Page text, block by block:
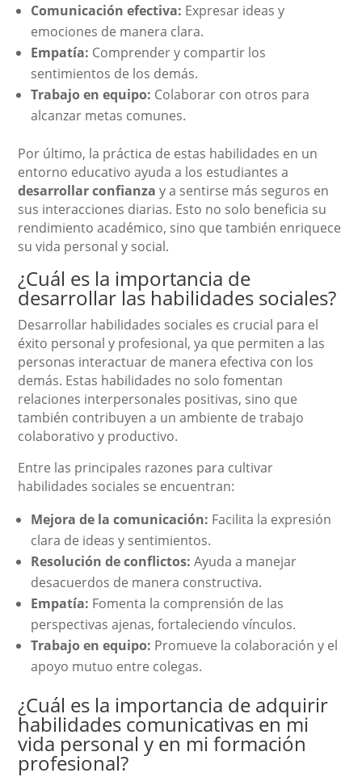
Comunicación efectiva: Expresar ideas y
emociones de manera clara.
Empatía: Comprender y compartir los
sentimientos de los demás.
Trabajo en equipo: Colaborar con otros para
alcanzar metas comunes.
Por último, la práctica de estas habilidades en un
entorno educativo ayuda a los estudiantes a
desarrollar confianza y a sentirse más seguros en
sus interacciones diarias. Esto no solo beneficia su
rendimiento académico, sino que también enriquece
su vida personal y social.
¿Cuál es la importancia de
desarrollar las habilidades sociales?
Desarrollar habilidades sociales es crucial para el
éxito personal y profesional, ya que permiten a las
personas interactuar de manera efectiva con los
demás. Estas habilidades no solo fomentan
relaciones interpersonales positivas, sino que
también contribuyen a un ambiente de trabajo
colaborativo y productivo.
Entre las principales razones para cultivar
habilidades sociales se encuentran:
Mejora de la comunicación: Facilita la expresión
clara de ideas y sentimientos.
Resolución de conflictos: Ayuda a manejar
desacuerdos de manera constructiva.
Empatía: Fomenta la comprensión de las
perspectivas ajenas, fortaleciendo vínculos.
Trabajo en equipo: Promueve la colaboración y el
apoyo mutuo entre colegas.
¿Cuál es la importancia de adquirir
habilidades comunicativas en mi
vida personal y en mi formación
profesional?